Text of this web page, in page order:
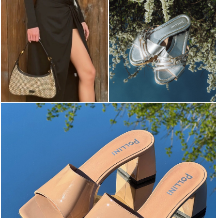
The most-wanted mules and sandals are now on sale. ...